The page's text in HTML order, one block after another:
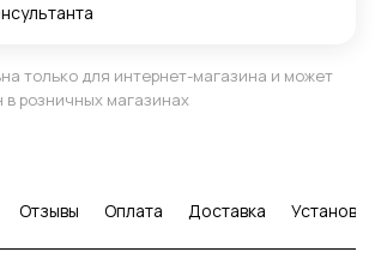
только для интернет-магазина и может
в розничных магазинах
Отзывы Оплата Доставка Установка